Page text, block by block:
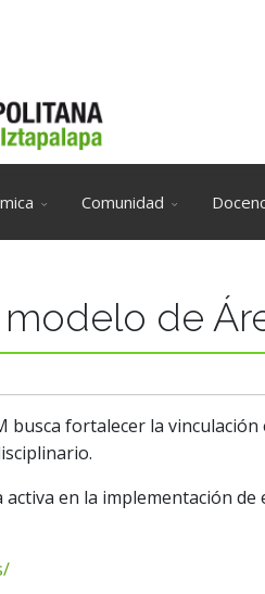
Comunidad
de
busca fortalecer la
en la implementación de